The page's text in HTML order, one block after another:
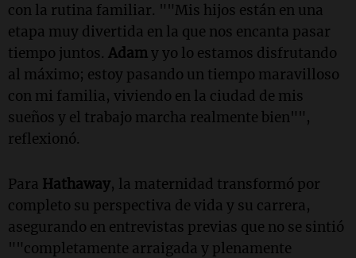
con la rutina familiar. ""Mis hijos están en una
etapa muy divertida en la que nos encanta pasar
tiempo juntos. Adamy yo lo estamos disfrutando
al máximo; estoy pasando un tiempo maravilloso
con mi familia, viviendo en la ciudad de mis
sueños y el trabajo marcha realmente bien"",
reflexionó.
Para Hathaway, la maternidad transformó por
completo su perspectiva de vida y su carrera,
asegurando en entrevistas previas que no se sintió
""completamente arraigada y plenamente